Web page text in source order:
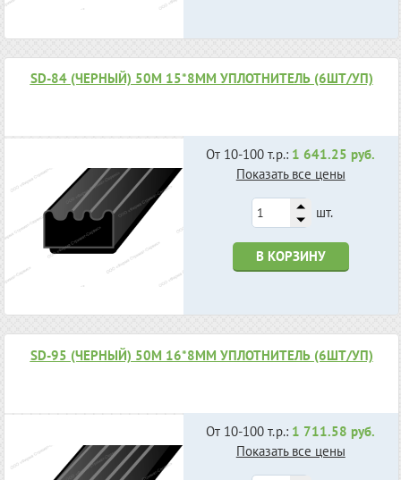
SD-84 (ЧЕРНЫЙ) 50М 15*8ММ УПЛОТНИТЕЛЬ (6ШТ/УП)
От 10-100 т.р.: 1 641.25 руб.
Показать все цены
шт.
В КОРЗИНУ
SD-95 (ЧЕРНЫЙ) 50М 16*8ММ УПЛОТНИТЕЛЬ (6ШТ/УП)
От 10-100 т.р.: 1 711.58 руб.
Показать все цены